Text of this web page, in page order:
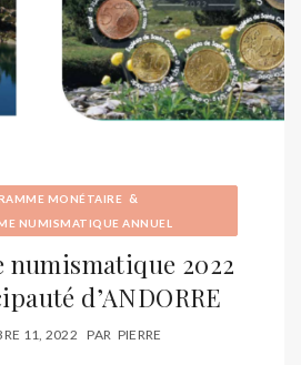
MONÉTAIRE &
NUMISMATIQUE ANNUEL
numismatique 2022
d’ANDORRE
11, 2022 PAR PIERRE